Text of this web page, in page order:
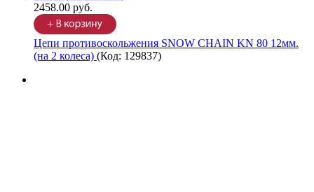
2458.00 руб.
Цепи противоскольжения SNOW CHAIN KN 80 12мм.
(на 2 колеса) (Код: 129837)